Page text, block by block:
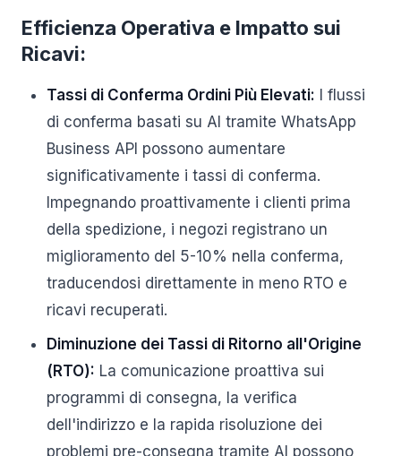
Efficienza Operativa e Impatto sui
Ricavi:
Tassi di Conferma Ordini Più Elevati: I flussi
di conferma basati su AI tramite WhatsApp
Business API possono aumentare
significativamente i tassi di conferma.
Impegnando proattivamente i clienti prima
della spedizione, i negozi registrano un
miglioramento del 5-10% nella conferma,
traducendosi direttamente in meno RTO e
ricavi recuperati.
Diminuzione dei Tassi di Ritorno all'Origine
(RTO): La comunicazione proattiva sui
programmi di consegna, la verifica
dell'indirizzo e la rapida risoluzione dei
problemi pre-consegna tramite AI possono